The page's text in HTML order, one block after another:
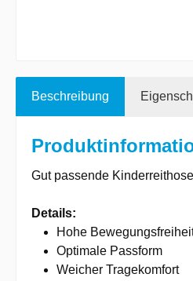
Beschreibung
Gut passende
Details:
Hohe
Optimale Passform
Weicher Tragekomfort